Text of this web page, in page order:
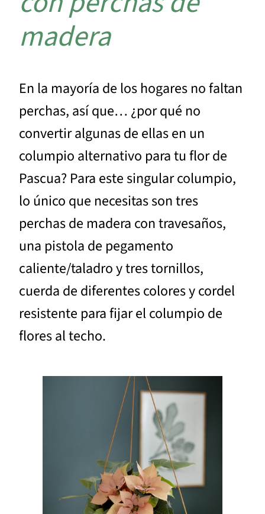
madera
En la mayoría de los hogares no faltan
perchas, así que… ¿por qué no
convertir algunas de ellas en un
columpio alternativo para tu flor de
Pascua? Para este singular columpio,
lo único que necesitas son tres
perchas de madera con travesaños,
una pistola de pegamento
caliente/taladro y tres tornillos,
cuerda de diferentes colores y cordel
resistente para fijar el columpio de
flores al techo.